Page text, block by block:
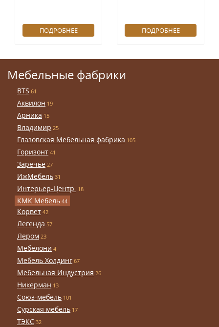
ПОДРОБНЕЕ ПОДРОБНЕЕ
Мебельные фабрики
BTS 61
Аквилон 19
Арника 15
Владимир 25
Глазовская Мебельная фабрика 105
Горизонт 41
Заречье 27
ИжМебель 31
Интерьер-Центр 18
КМК Мебель 44
Корвет 42
Легенда 57
Лером 23
Мебелони 4
Мебель Холдинг 67
Мебельная Индустрия 26
Никерман 13
Союз-мебель 101
Сурская мебель 17
ТЭКС 32